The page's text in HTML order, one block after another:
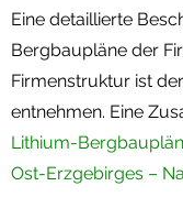
Eine detaillierte
Bergbaupläne der
Firmenstruktur ist
entnehmen. Eine
Lithium-
Ost-Erzgebirges –